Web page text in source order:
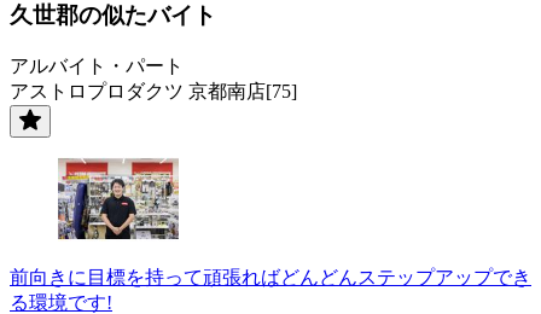
久世郡の似たバイト
アルバイト・パート
アストロプロダクツ 京都南店[75]
前向きに目標を持って頑張ればどんどんステップアップでき
る環境です!